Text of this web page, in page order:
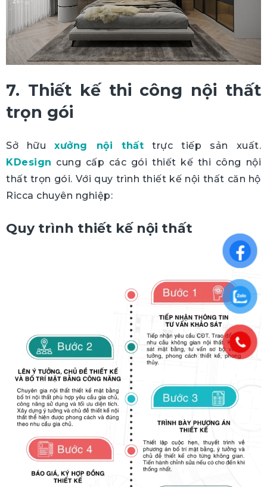
7. Thiết kế thi công nội thất
trọn gói
Sở hữuxưởng nội thất trực tiếp sản xuất.
KDesign cung cấp các gói thiết kế thi công nội
thất trọn gói. Với quy trình thiết kế nội thất căn hộ
Ricca chuyên nghiệp:
Quy trình thiết kế nội thất